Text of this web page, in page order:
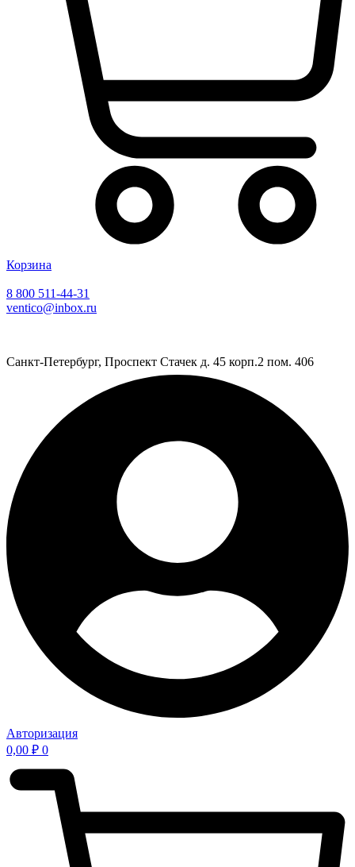
Корзина
8 800 511-44-31
ventico@inbox.ru
Санкт-Петербург, Проспект Стачек д. 45 корп.2 пом. 406
Авторизация
0,00 ₽ 0